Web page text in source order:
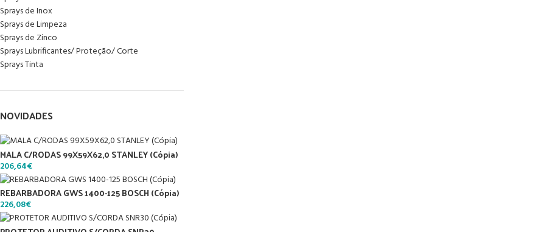
Sprays de Inox
Sprays de Limpeza
Sprays de Zinco
Sprays Lubrificantes/ Proteção/ Corte
Sprays Tinta
NOVIDADES
MALA C/RODAS 99X59X62,0 STANLEY (Cópia)
206,64€
REBARBADORA GWS 1400-125 BOSCH (Cópia)
226,08€